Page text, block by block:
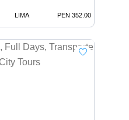
LIMA PEN 352.00